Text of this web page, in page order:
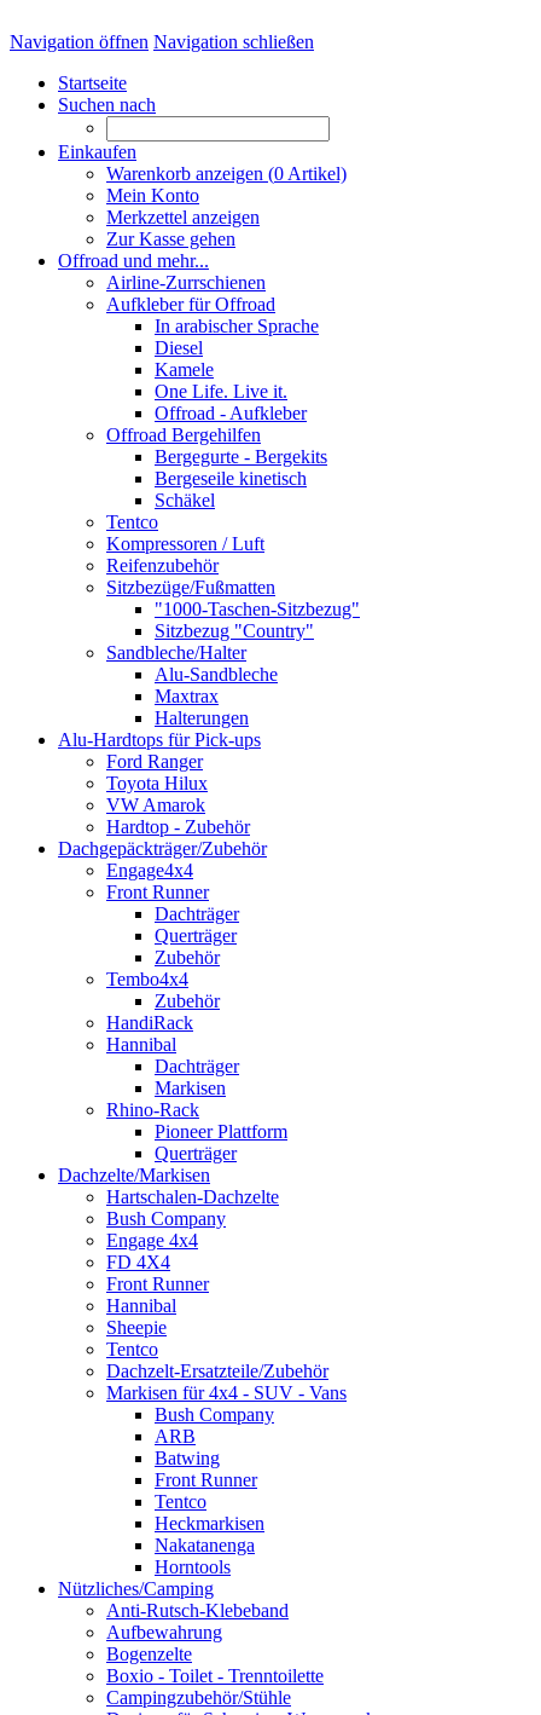
Navigation öffnen Navigation schließen
Startseite
Suchen nach
Einkaufen
Warenkorb anzeigen (0 Artikel)
Mein Konto
Merkzettel anzeigen
Zur Kasse gehen
Offroad und mehr...
Airline-Zurrschienen
Aufkleber für Offroad
In arabischer Sprache
Diesel
Kamele
One Life. Live it.
Offroad - Aufkleber
Offroad Bergehilfen
Bergegurte - Bergekits
Bergeseile kinetisch
Schäkel
Tentco
Kompressoren / Luft
Reifenzubehör
Sitzbezüge/Fußmatten
"1000-Taschen-Sitzbezug"
Sitzbezug "Country"
Sandbleche/Halter
Alu-Sandbleche
Maxtrax
Halterungen
Alu-Hardtops für Pick-ups
Ford Ranger
Toyota Hilux
VW Amarok
Hardtop - Zubehör
Dachgepäckträger/Zubehör
Engage4x4
Front Runner
Dachträger
Querträger
Zubehör
Tembo4x4
Zubehör
HandiRack
Hannibal
Dachträger
Markisen
Rhino-Rack
Pioneer Plattform
Querträger
Dachzelte/Markisen
Hartschalen-Dachzelte
Bush Company
Engage 4x4
FD 4X4
Front Runner
Hannibal
Sheepie
Tentco
Dachzelt-Ersatzteile/Zubehör
Markisen für 4x4 - SUV - Vans
Bush Company
ARB
Batwing
Front Runner
Tentco
Heckmarkisen
Nakatanenga
Horntools
Nützliches/Camping
Anti-Rutsch-Klebeband
Aufbewahrung
Bogenzelte
Boxio - Toilet - Trenntoilette
Campingzubehör/Stühle